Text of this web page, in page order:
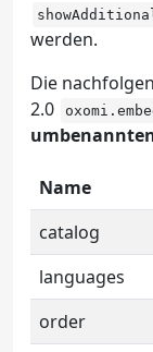
werden.
Die
2.0
Name
catalog
languages
order